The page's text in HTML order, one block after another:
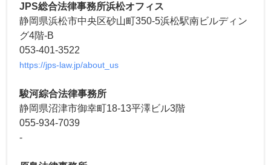
JPS総合法律事務所浜松オフィス
静岡県浜松市中央区砂山町350-5浜松駅南ビルディン
グ4階-B
053-401-3522
https://jps-law.jp/about_us
駿河綜合法律事務所
静岡県沼津市御幸町18-13平澤ビル3階
055-934-7039
-